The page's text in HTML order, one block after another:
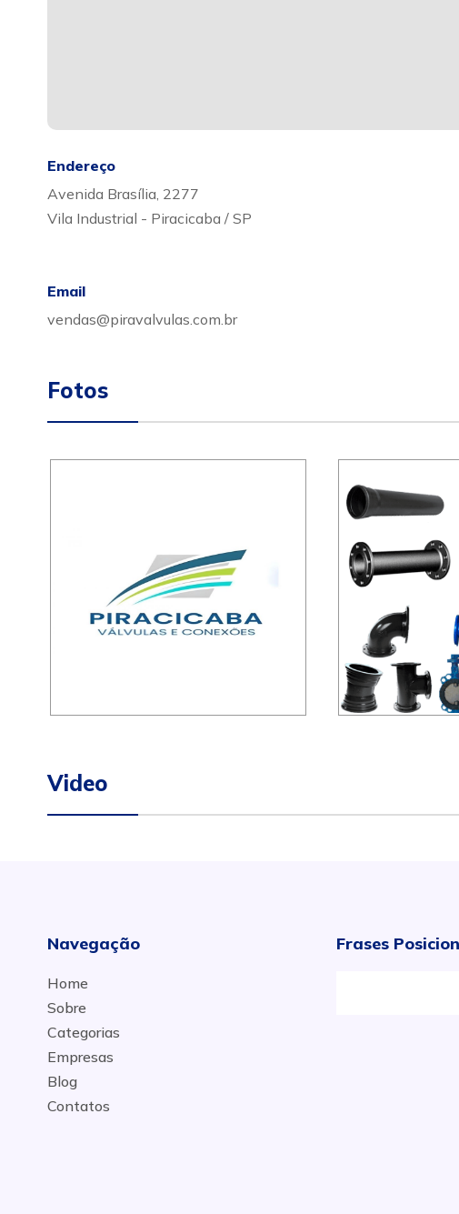
Endereço
Avenida Brasília, 2277
Vila Industrial - Piracicaba / SP
Email
vendas@piravalvulas.com.br
Fotos
Video
Navegação
Home
Sobre
Categorias
Empresas
Blog
Contatos
Frases